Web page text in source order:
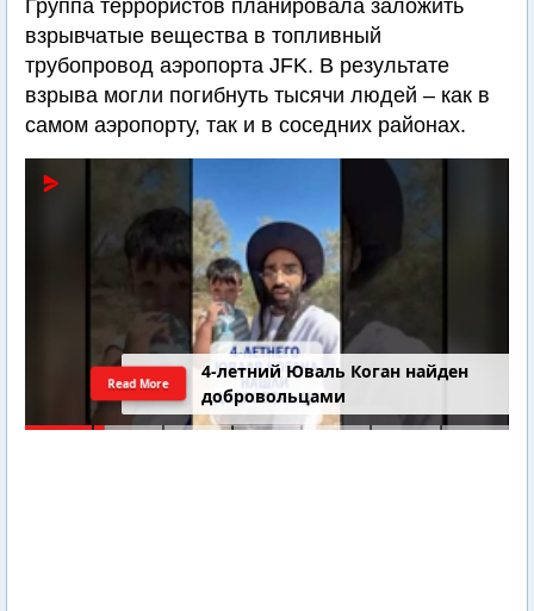
Группа террористов планировала заложить
взрывчатые вещества в топливный
трубопровод аэропорта JFK. В результате
взрыва могли погибнуть тысячи людей – как в
самом аэропорту, так и в соседних районах.
4-летний Юваль Коган найден
добровольцами
Read More